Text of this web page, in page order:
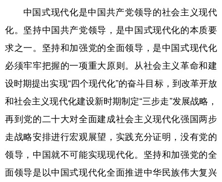
北京 天津 河北 山西
辽宁 上海 江苏
山东 河南 湖北 湖南
广东 广西 海南 重庆
四川 贵州 云南 西藏
陕西 甘肃 青海 宁夏
新疆 内蒙古 黑龙江
中国式现代化是中国共产党领导的社会主义现代
化。坚持中国共产党领导，是中国式现代化的本质要
求之一。坚持和加强党的全面领导，是中国式现代化
必须牢牢把握的一项重大原则。从社会主义革命和建
设时期提出实现“四个现代化”的奋斗目标，到改革开放
和社会主义现代化建设新时期制定“三步走”发展战略，
再到党的二十大对全面建成社会主义现代化强国两步
走战略安排进行宏观展望，实践充分证明，没有党的
领导，中国就不可能实现现代化。坚持和加强党的全
面领导是以中国式现代化全面推进中华民族伟大复兴